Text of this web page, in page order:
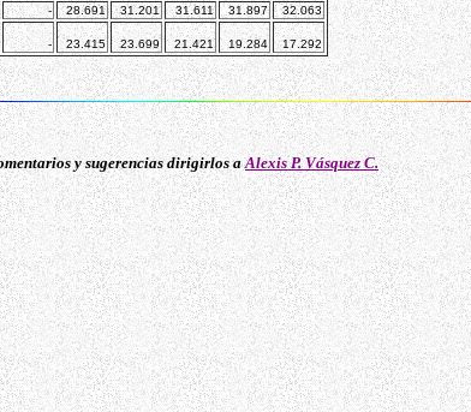
- 28.691 31.201 31.611 31.897
32.063
- 23.415 23.699 21.421 19.284
17.292
y sugerencias dirigirlos aAlexis P. Vásquez C.